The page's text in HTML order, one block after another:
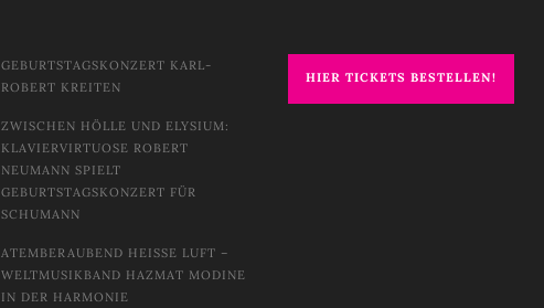
GEBURTSTAGSKONZERT KARL-
ROBERT KREITEN
ZWISCHEN HÖLLE UND ELYSIUM:
KLAVIERVIRTUOSE ROBERT
NEUMANN SPIELT
GEBURTSTAGSKONZERT FÜR
SCHUMANN
ATEMBERAUBEND HEISSE LUFT – W
ELTMUSIKBAND HAZMAT MODINE I
N DER HARMONIE
HIER TICKETS BESTELLEN!